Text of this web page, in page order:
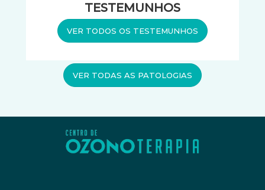
VER TODAS AS PATOLOGIAS
TESTEMUNHOS
VER TODOS OS TESTEMUNHOS